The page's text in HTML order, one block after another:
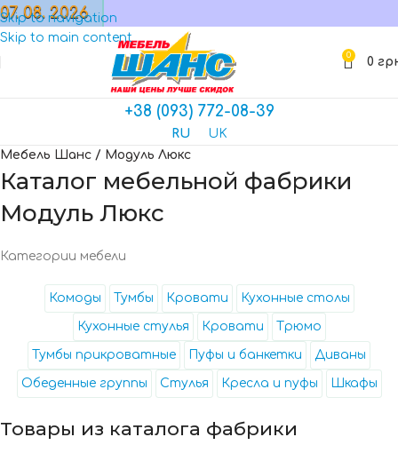
Skip to navigation
Skip to main content
МАГАЗИН
0 0
+38 (093) 772-08-39
RU
UK
Мебель Шанс / Модуль Люкс
Каталог мебельной фабрики
Модуль Люкс
Категории мебели
Комоды Тумбы Кровати Кухонные столы
Кухонные стулья Кровати Трюмо
Тумбы прикроватные Пуфы и банкетки Диваны
Обеденные группы Стулья Кресла и пуфы Шкафы
Товары из каталога фабрики
07. 08. 2026